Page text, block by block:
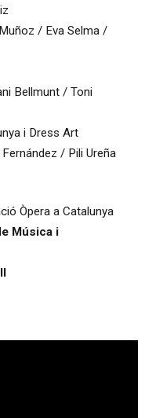
/ Eva Selma /
Bellmunt / Toni
i Dress Art
/ Pili Ureña
Òpera a Catalunya
Música i